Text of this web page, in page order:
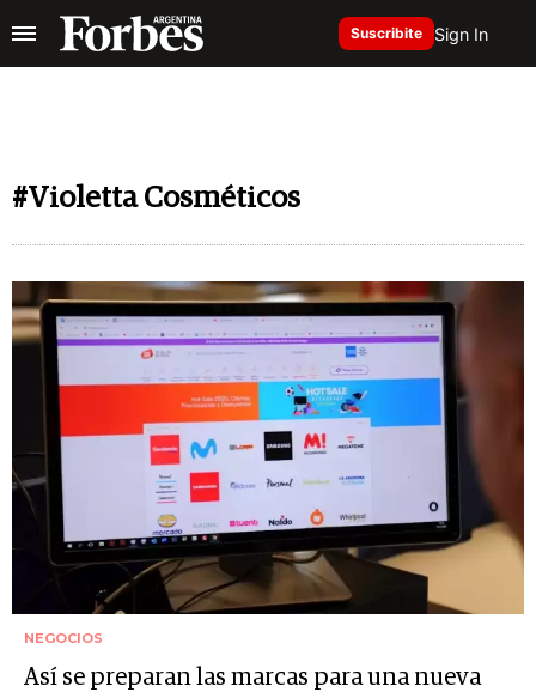
Suscribite Sign In
#Violetta Cosméticos
NEGOCIOS
Así se preparan las marcas para una nueva